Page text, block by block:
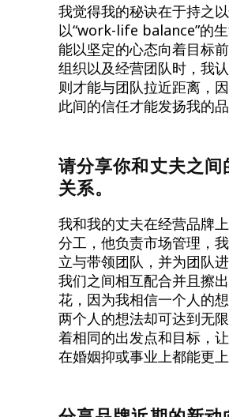
我觉得我的秘诀在于持之
以“work-life balance”的
能以坚定的心态向着目标
组织以及经营团队时，我
则才能与团队拉近距离，
此间的信任才能发扬我的品
请分享你和丈夫之间
关系。
我和我的丈夫在经营品牌
分工，他负责市场管理，
立与带领团队，并为团队进
我们之间相互配合并且擦
花，因为我相信一个人的
两个人的想法却可达到无
着相同的出发点和目标，
在婚姻抑或事业上都能更上